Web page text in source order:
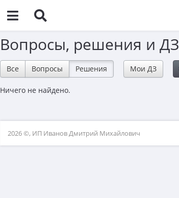
Вопросы, решения и ДЗ
Все Вопросы Решения Мои ДЗ
Ничего не найдено.
2026 ©, ИП Иванов Дмитрий Михайлович